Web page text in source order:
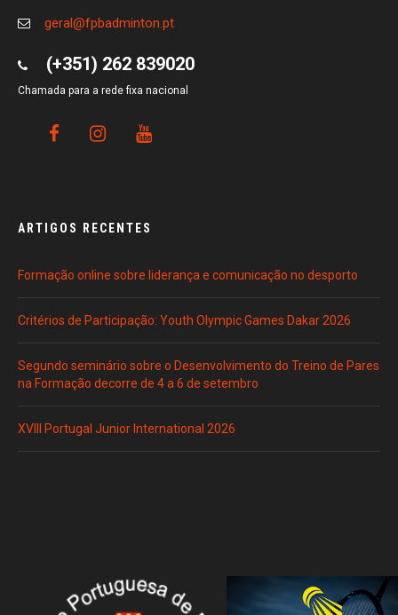
geral@fpbadminton.pt
(+351) 262 839020
Chamada para a rede fixa nacional
ARTIGOS RECENTES
Formação online sobre liderança e comunicação no desporto
Critérios de Participação: Youth Olympic Games Dakar 2026
Segundo seminário sobre o Desenvolvimento do Treino de Pares
na Formação decorre de 4 a 6 de setembro
XVIII Portugal Junior International 2026